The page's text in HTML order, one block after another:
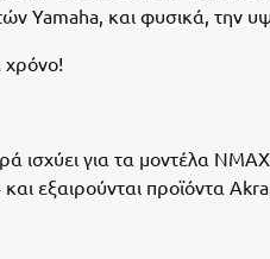
Yamaha, και φυσικά, την
χρόνο!
ισχύει για τα μοντέλα
εξαιρούνται προϊόντα